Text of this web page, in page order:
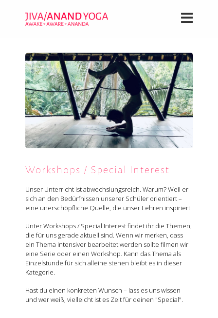
Workshops / Special Interest
Unser Unterricht ist abwechslungsreich. Warum? Weil er
sich an den Bedürfnissen unserer Schüler orientiert –
eine unerschöpfliche Quelle, die unser Lehren inspiriert.
Unter Workshops / Special Interest findet ihr die Themen,
die für uns gerade aktuell sind. Wenn wir merken, dass
ein Thema intensiver bearbeitet werden sollte filmen wir
eine Serie oder einen Workshop. Kann das Thema als
Einzelstunde für sich alleine stehen bleibt es in dieser
Kategorie.
Hast du einen konkreten Wunsch – lass es uns wissen
und wer weiß, vielleicht ist es Zeit für deinen "Special".